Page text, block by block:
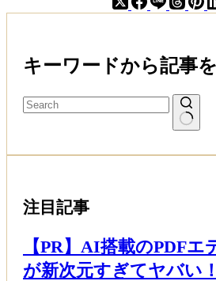
キーワードから記事
注目記事
【PR】AI搭載のPDFエ
が新次元すぎてヤバい！